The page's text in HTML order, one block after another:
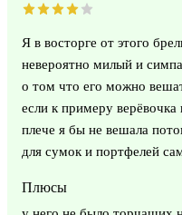
Я в восторге от этого
невероятно милый и
о том что его можно
если к примеру
плече я бы не вешала
для сумок и портфелей
Плюсы